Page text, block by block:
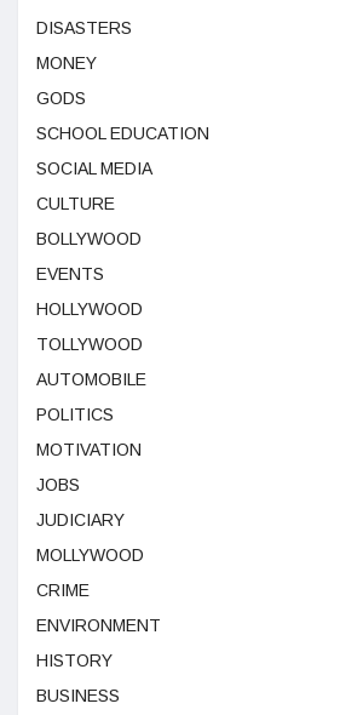
DISASTERS
MONEY
GODS
SCHOOL EDUCATION
SOCIAL MEDIA
CULTURE
BOLLYWOOD
EVENTS
HOLLYWOOD
TOLLYWOOD
AUTOMOBILE
POLITICS
MOTIVATION
JOBS
JUDICIARY
MOLLYWOOD
CRIME
ENVIRONMENT
HISTORY
BUSINESS